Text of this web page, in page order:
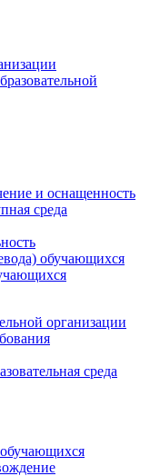
и оснащенность
среда
обучающихся
организации
среда